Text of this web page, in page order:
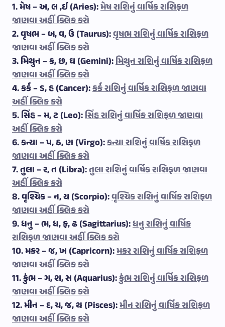
1. મેષ – અ, લ ,ઈ (Aries):મેષ રાશિનું વાર્ષિક રાશિફળ
જાણવા અહીં ક્લિક કરો
2. વૃષભ – બ, વ, ઉ (Taurus):વૃષભ રાશિનું વાર્ષિક રાશિફળ
જાણવા અહીં ક્લિક કરો
3. મિથુન – ક, છ, ઘ (Gemini):મિથુન રાશિનું વાર્ષિક રાશિફળ
જાણવા અહીં ક્લિક કરો
4. કર્ક – ડ, હ (Cancer):કર્ક રાશિનું વાર્ષિક રાશિફળ જાણવા
અહીં ક્લિક કરો
5. સિંહ – મ, ટ (Leo):સિંહ રાશિનું વાર્ષિક રાશિફળ જાણવા
અહીં ક્લિક કરો
6. કન્યા – પ, ઠ, ણ (Virgo):કન્યા રાશિનું વાર્ષિક રાશિફળ
જાણવા અહીં ક્લિક કરો
7. તુલા – ર, ત (Libra):તુલા રાશિનું વાર્ષિક રાશિફળ જાણવા
અહીં ક્લિક કરો
8. વૃશ્ચિક – ન, ય (Scorpio):વૃશ્ચિક રાશિનું વાર્ષિક રાશિફળ
જાણવા અહીં ક્લિક કરો
9. ધનુ – ભ, ધ, ફ, ઢ (Sagittarius):ધનુ રાશિનું વાર્ષિક
રાશિફળ જાણવા અહીં ક્લિક કરો
10. મકર – જ, ખ (Capricorn):મકર રાશિનું વાર્ષિક રાશિફળ
જાણવા અહીં ક્લિક કરો
11. કુંભ – ગ, શ, સ (Aquarius):કુંભ રાશિનું વાર્ષિક રાશિફળ
જાણવા અહીં ક્લિક કરો
12. મીન – દ, ચ, જ, થ (Pisces):મીન રાશિનું વાર્ષિક રાશિફળ
જાણવા અહીં ક્લિક કરો